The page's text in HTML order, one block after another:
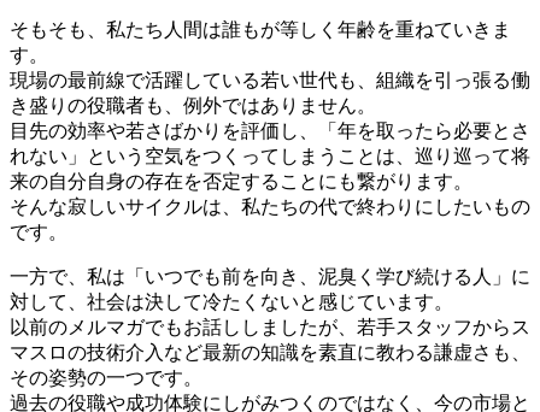
そもそも、私たち人間は誰もが等しく年齢を重ねていきま
す。
現場の最前線で活躍している若い世代も、組織を引っ張る働
き盛りの役職者も、例外ではありません。
目先の効率や若さばかりを評価し、「年を取ったら必要とさ
れない」という空気をつくってしまうことは、巡り巡って将
来の自分自身の存在を否定することにも繋がります。
そんな寂しいサイクルは、私たちの代で終わりにしたいもの
です。
一方で、私は「いつでも前を向き、泥臭く学び続ける人」に
対して、社会は決して冷たくないと感じています。
以前のメルマガでもお話ししましたが、若手スタッフからス
マスロの技術介入など最新の知識を素直に教わる謙虚さも、
その姿勢の一つです。
過去の役職や成功体験にしがみつくのではなく、今の市場と